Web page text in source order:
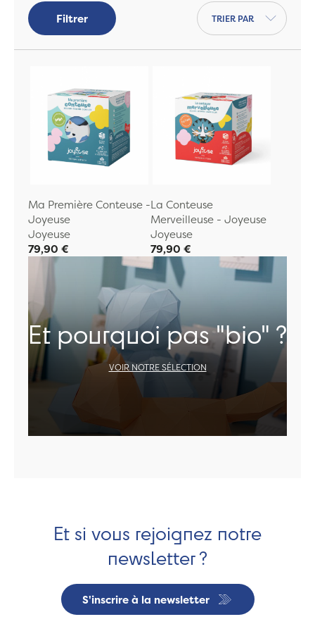
apaiser l'enfant et l'accompagner dans
son sommeil.
paisiblement grâce à sa
douce mélodie
Filtrer
Trier par
Ma Première Conteuse -
Joyeuse
Joyeuse
79,90 €
La Conteuse
Merveilleuse - Joyeuse
Joyeuse
79,90 €
Et pourquoi pas "bio" ?
VOIR NOTRE SÉLECTION
Et si vous rejoignez notre
newsletter ?
S'inscrire à la newsletter